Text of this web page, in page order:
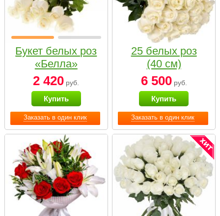
Заказать в один клик
Букет белых роз
«Белла»
2 420 руб.
Купить
Заказать в один клик
25 белых роз
(40 см)
6 500руб.
Купить